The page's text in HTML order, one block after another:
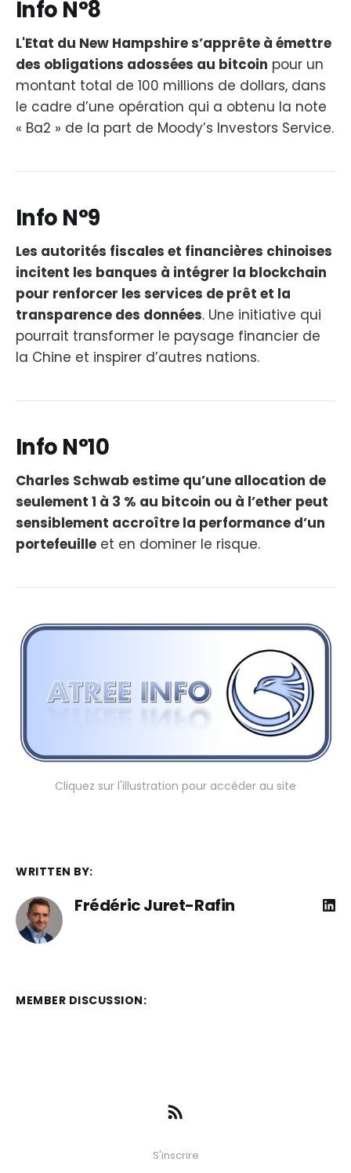
Info N°8
L'Etat du New Hampshire s’apprête à émettre
des obligations adossées au bitcoin pour un
montant total de 100 millions de dollars, dans
le cadre d’une opération qui a obtenu la note
« Ba2 » de la part de Moody’s Investors Service.
Info N°9
Les autorités fiscales et financières chinoises
incitent les banques à intégrer la blockchain
pour renforcer les services de prêt et la
transparence des données. Une initiative qui
pourrait transformer le paysage financier de
la Chine et inspirer d’autres nations.
Info N°10
Charles Schwab estime qu’une allocation de
seulement 1 à 3 % au bitcoin ou à l’ether peut
sensiblement accroître la performance d’un
portefeuille et en dominer le risque.
Cliquez sur l'illustration pour accéder au site
WRITTEN BY:
Frédéric Juret-Rafin
MEMBER DISCUSSION:
S'inscrire